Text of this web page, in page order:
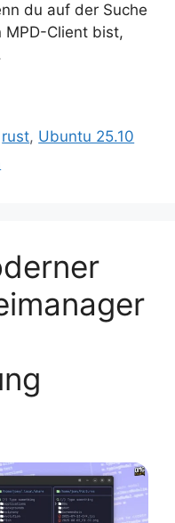
du auf der Suche
MPD-Client bist,
rust, Ubuntu 25.10